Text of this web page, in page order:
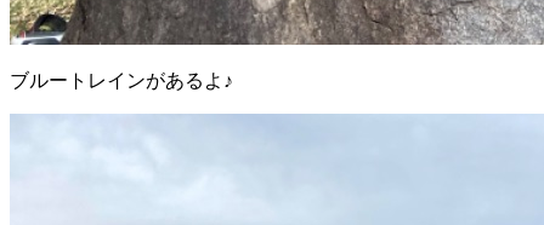
ブルートレインがあるよ♪